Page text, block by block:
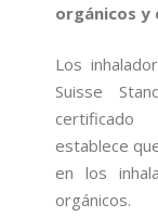
orgánicos y
Los
Suisse
certificado
establece
en los
orgánicos.